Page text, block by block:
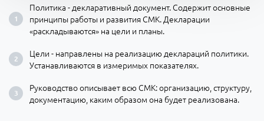
Политика - декларативный документ. Содержит основные
принципы работы и развития СМК. Декларации
«раскладываются» на цели и планы.
Цели - направлены на реализацию деклараций политики.
Устанавливаются в измеримых показателях.
Руководство описывает всю СМК: организацию, структуру,
документацию, каким образом она будет реализована.